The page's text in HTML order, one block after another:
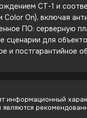
СТ-1 и
On), включая
ПО: серверную
сценарии для
и постгарантийное
информационный